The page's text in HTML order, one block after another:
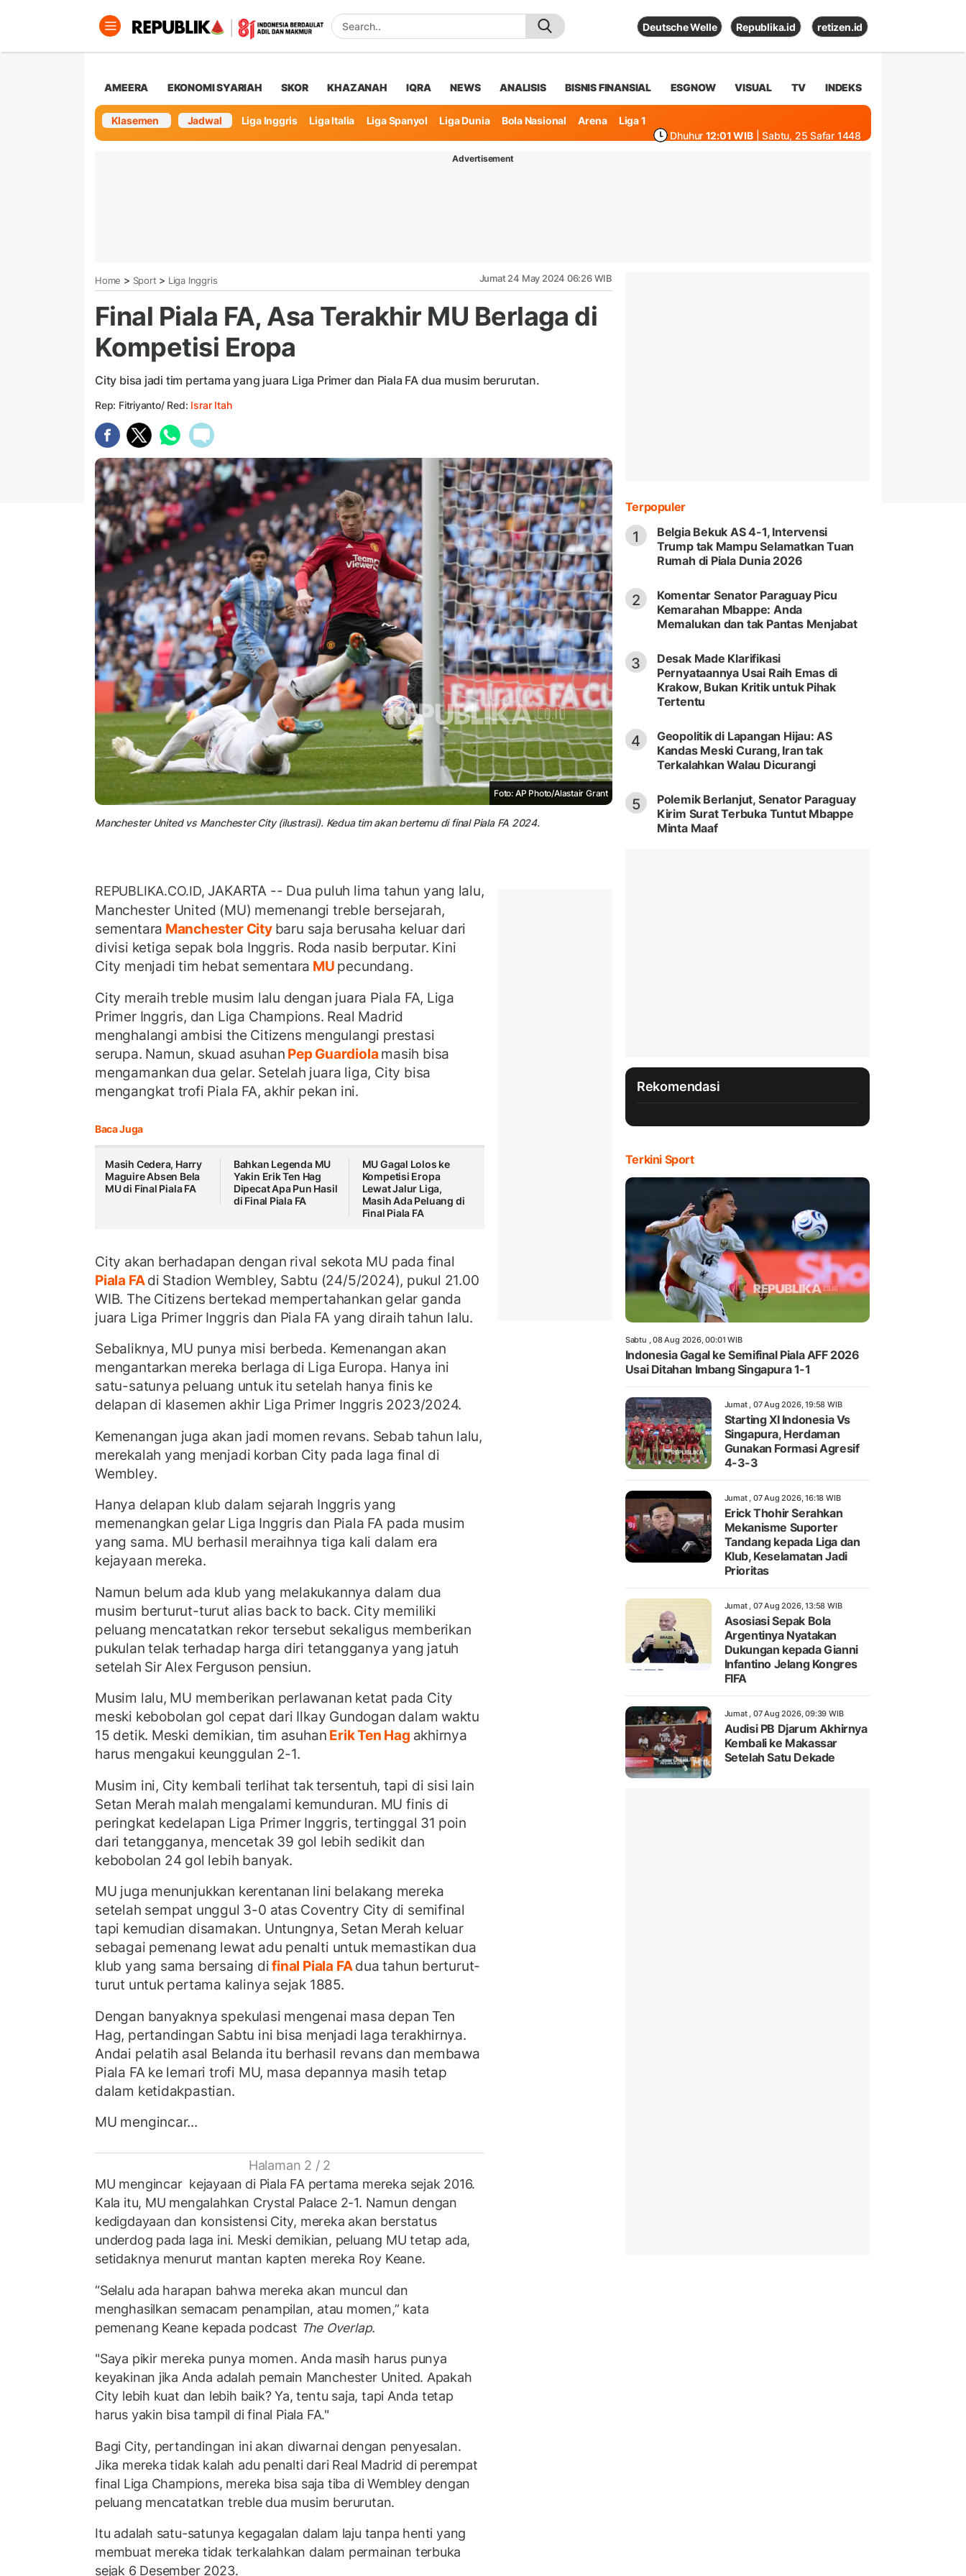
Deutsche Welle Republika.id retizen.id
AMEERA EKONOMI SYARIAH SKOR KHAZANAH IQRA NEWS ANALISIS BISNIS FINANSIAL ESGNOW VISUAL TV INDEKS
Klasemen Jadwal Liga Inggris Liga Italia Liga Spanyol Liga Dunia Bola Nasional Arena
Liga 1
Dhuhur 12:01 WIB | Sabtu, 25 Safar 1448
Advertisement
Home > Sport > Liga Inggris Jumat 24 May 2024 06:26 WIB
Final Piala FA, Asa Terakhir MU Berlaga di
Kompetisi Eropa
City bisa jadi tim pertama yang juara Liga Primer dan Piala FA dua musim berurutan.
Rep: Fitriyanto/ Red: Israr Itah
Foto: AP Photo/Alastair Grant
Manchester United vs Manchester City (ilustrasi). Kedua tim akan bertemu di final Piala FA 2024.
REPUBLIKA.CO.ID,JAKARTA -- Dua puluh lima tahun yang lalu,
Manchester United (MU) memenangi treble bersejarah,
sementara Manchester City baru saja berusaha keluar dari
divisi ketiga sepak bola Inggris. Roda nasib berputar. Kini
City menjadi tim hebat sementara MU pecundang.
City meraih treble musim lalu dengan juara Piala FA, Liga
Primer Inggris, dan Liga Champions. Real Madrid
menghalangi ambisi the Citizens mengulangi prestasi
serupa. Namun, skuad asuhan Pep Guardiola masih bisa
mengamankan dua gelar. Setelah juara liga, City bisa
mengangkat trofi Piala FA, akhir pekan ini.
Baca Juga
Masih Cedera, Harry
Maguire Absen Bela
MU di Final Piala FA
Bahkan Legenda MU
Yakin Erik Ten Hag
Dipecat Apa Pun Hasil
di Final Piala FA
MU Gagal Lolos ke
Kompetisi Eropa
Lewat Jalur Liga,
Masih Ada Peluang di
Final Piala FA
City akan berhadapan dengan rival sekota MU pada final
Piala FAdi Stadion Wembley, Sabtu (24/5/2024), pukul 21.00
WIB. The Citizens bertekad mempertahankan gelar ganda
juara Liga Primer Inggris dan Piala FA yang diraih tahun lalu.
Sebaliknya, MU punya misi berbeda. Kemenangan akan
mengantarkan mereka berlaga di Liga Europa. Hanya ini
satu-satunya peluang untuk itu setelah hanya finis ke
delapan di klasemen akhir Liga Primer Inggris 2023/2024.
Kemenangan juga akan jadi momen revans. Sebab tahun lalu,
merekalah yang menjadi korban City pada laga final di
Wembley.
Hanya delapan klub dalam sejarah Inggris yang
memenangkan gelar Liga Inggris dan Piala FA pada musim
yang sama. MU berhasil meraihnya tiga kali dalam era
kejayaan mereka.
Namun belum ada klub yang melakukannya dalam dua
musim berturut-turut alias back to back. City memiliki
peluang mencatatkan rekor tersebut sekaligus memberikan
pukulan telak terhadap harga diri tetangganya yang jatuh
setelah Sir Alex Ferguson pensiun.
Musim lalu, MU memberikan perlawanan ketat pada City
meski kebobolan gol cepat dari Ilkay Gundogan dalam waktu
15 detik. Meski demikian, tim asuhan Erik Ten Hag akhirnya
harus mengakui keunggulan 2-1.
Musim ini, City kembali terlihat tak tersentuh, tapi di sisi lain
Setan Merah malah mengalami kemunduran. MU finis di
peringkat kedelapan Liga Primer Inggris, tertinggal 31 poin
dari tetangganya, mencetak 39 gol lebih sedikit dan
kebobolan 24 gol lebih banyak.
MU juga menunjukkan kerentanan lini belakang mereka
setelah sempat unggul 3-0 atas Coventry City di semifinal
tapi kemudian disamakan. Untungnya, Setan Merah keluar
sebagai pemenang lewat adu penalti untuk memastikan dua
klub yang sama bersaing difinal Piala FAdua tahun berturut-
turut untuk pertama kalinya sejak 1885.
Dengan banyaknya spekulasi mengenai masa depan Ten
Hag, pertandingan Sabtu ini bisa menjadi laga terakhirnya.
Andai pelatih asal Belanda itu berhasil revans dan membawa
Piala FA ke lemari trofi MU, masa depannya masih tetap
dalam ketidakpastian.
MU mengincar...
Halaman 2 / 2
MU mengincar kejayaan di Piala FA pertama mereka sejak 2016.
Kala itu, MU mengalahkan Crystal Palace 2-1. Namun dengan
kedigdayaan dan konsistensi City, mereka akan berstatus
underdog pada laga ini. Meski demikian, peluang MU tetap ada,
setidaknya menurut mantan kapten mereka Roy Keane.
“Selalu ada harapan bahwa mereka akan muncul dan
menghasilkan semacam penampilan, atau momen,” kata
pemenang Keane kepada podcast The Overlap.
"Saya pikir mereka punya momen. Anda masih harus punya
keyakinan jika Anda adalah pemain Manchester United. Apakah
City lebih kuat dan lebih baik? Ya, tentu saja, tapi Anda tetap
harus yakin bisa tampil di final Piala FA."
Bagi City, pertandingan ini akan diwarnai dengan penyesalan.
Jika mereka tidak kalah adu penalti dari Real Madrid di perempat
final Liga Champions, mereka bisa saja tiba di Wembley dengan
peluang mencatatkan treble dua musim berurutan.
Itu adalah satu-satunya kegagalan dalam laju tanpa henti yang
membuat mereka tidak terkalahkan dalam permainan terbuka
sejak 6 Desember 2023.
Terpopuler
1
Belgia Bekuk AS 4-1, Intervensi
Trump tak Mampu Selamatkan Tuan
Rumah di Piala Dunia 2026
2
Komentar Senator Paraguay Picu
Kemarahan Mbappe: Anda
Memalukan dan tak Pantas Menjabat
3
Desak Made Klarifikasi
Pernyataannya Usai Raih Emas di
Krakow, Bukan Kritik untuk Pihak
Tertentu
4
Geopolitik di Lapangan Hijau: AS
Kandas Meski Curang, Iran tak
Terkalahkan Walau Dicurangi
5
Polemik Berlanjut, Senator Paraguay
Kirim Surat Terbuka Tuntut Mbappe
Minta Maaf
Rekomendasi
Terkini Sport
Sabtu , 08 Aug 2026, 00:01 WIB
Indonesia Gagal ke Semifinal Piala AFF 2026
Usai Ditahan Imbang Singapura 1-1
Jumat , 07 Aug 2026, 19:58 WIB
Starting XI Indonesia Vs
Singapura, Herdaman
Gunakan Formasi Agresif
4-3-3
Jumat , 07 Aug 2026, 16:18 WIB
Erick Thohir Serahkan
Mekanisme Suporter
Tandang kepada Liga dan
Klub, Keselamatan Jadi
Prioritas
Jumat , 07 Aug 2026, 13:58 WIB
Asosiasi Sepak Bola
Argentinya Nyatakan
Dukungan kepada Gianni
Infantino Jelang Kongres
FIFA
Jumat , 07 Aug 2026, 09:39 WIB
Audisi PB Djarum Akhirnya
Kembali ke Makassar
Setelah Satu Dekade